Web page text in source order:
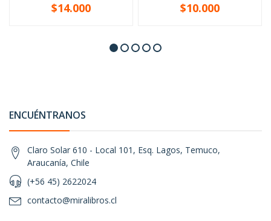
$14.000 $10.000
ENCUÉNTRANOS
Claro Solar 610 - Local 101, Esq. Lagos, Temuco,
Araucanía, Chile
(+56 45) 2622024
contacto@miralibros.cl